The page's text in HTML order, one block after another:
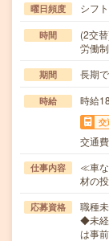
曜日頻度 シフ
時間
(2交
労働
期間 長期
時給 時給
交
交通
仕事内容
≪車な
材の
応募資格
職種
◆未経
は事